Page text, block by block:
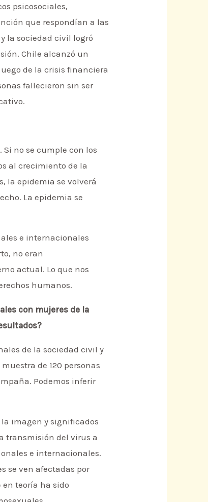
psicosociales,
que respondían a las
la sociedad civil logró
Chile alcanzó un
de la crisis financiera
fallecieron sin ser
no se cumple con los
al crecimiento de la
la epidemia se volverá
La epidemia se
e internacionales
no eran
actual. Lo que nos
humanos.
con mujeres de la
de la sociedad civil y
de 120 personas
Podemos inferir
imagen y significados
transmisión del virus a
e internacionales.
se ven afectadas por
en teoría ha sido